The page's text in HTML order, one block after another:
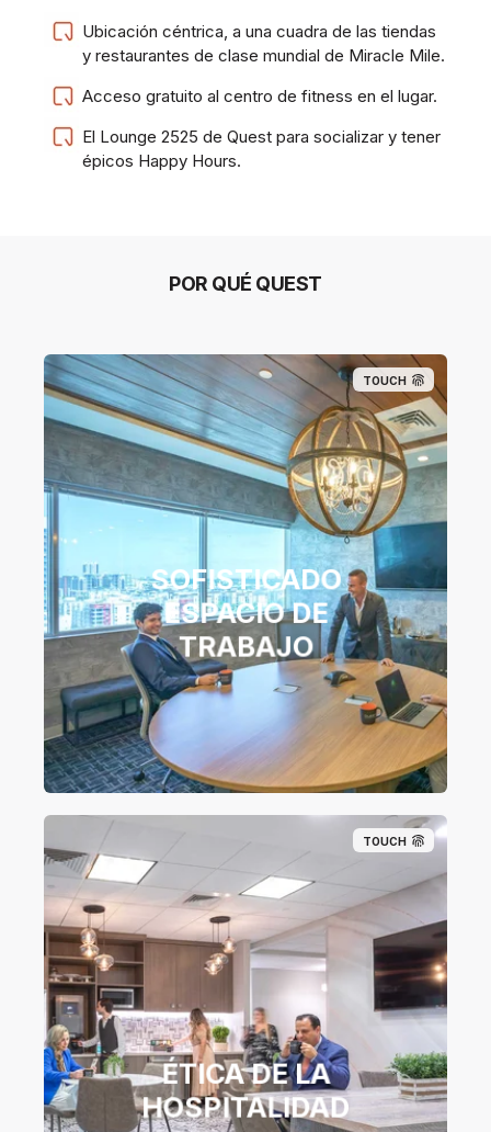
Ubicación céntrica, a una cuadra de las tiendas
y restaurantes de clase mundial de Miracle Mile.
Acceso gratuito al centro de fitness en el lugar.
El Lounge 2525 de Quest para socializar y tener
épicos Happy Hours.
POR QUÉ QUEST
TOUCH
SOFISTICADO
ESPACIO DE
TRABAJO
TOUCH
ÉTICA DE LA
HOSPITALIDAD